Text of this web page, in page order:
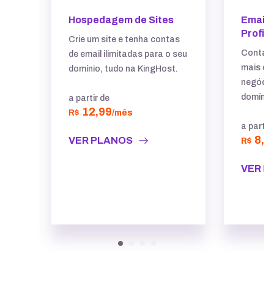
Hospedagem de Sites
Crie um site e tenha contas
de email ilimitadas para o seu
domínio, tudo na KingHost.
a partir de
R$ 12,99/mês
VER PLANOS
Email
Contas
mais
a partir
R$
VER